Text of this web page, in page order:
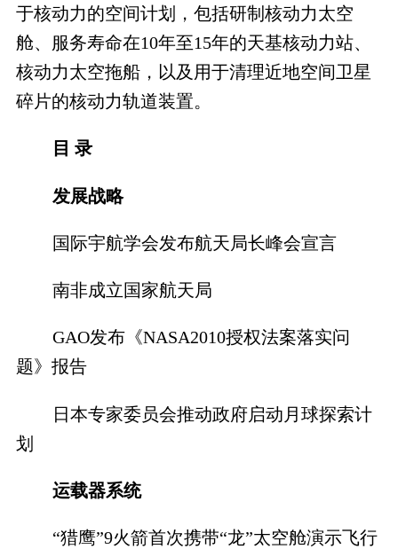
于核动力的空间计划，包括研制核动力太空
舱、服务寿命在10年至15年的天基核动力站、
核动力太空拖船，以及用于清理近地空间卫星
碎片的核动力轨道装置。
目 录
发展战略
国际宇航学会发布航天局长峰会宣言
南非成立国家航天局
GAO发布《NASA2010授权法案落实问
题》报告
日本专家委员会推动政府启动月球探索计
划
运载器系统
“猎鹰”9火箭首次携带“龙”太空舱演示飞行